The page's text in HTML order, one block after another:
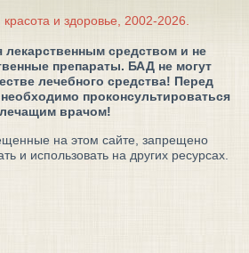
и здоровье, 2002-2026.
средством и не
препараты. БАД не могут
лечебного средства! Перед
проконсультироваться
врачом!
на этом сайте, запрещено
и использовать на других ресурсах.